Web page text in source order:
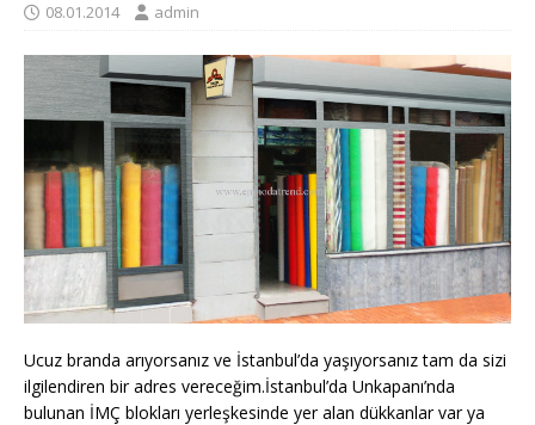
08.01.2014 admin
Ucuz branda arıyorsanız ve İstanbul’da yaşıyorsanız tam da sizi
ilgilendiren bir adres vereceğim.İstanbul’da Unkapanı’nda
bulunan İMÇ blokları yerleşkesinde yer alan dükkanlar var ya